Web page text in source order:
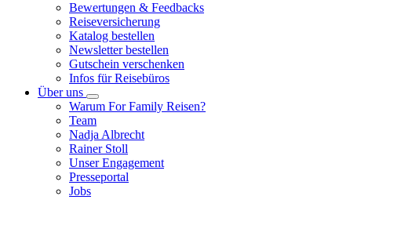
Bewertungen & Feedbacks
Reiseversicherung
Katalog bestellen
Newsletter bestellen
Gutschein verschenken
Infos für Reisebüros
Über uns
Warum For Family Reisen?
Team
Nadja Albrecht
Rainer Stoll
Unser Engagement
Presseportal
Jobs